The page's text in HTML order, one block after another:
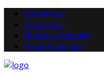
Контакты
О портале
Помочь порталу
Наша Команда